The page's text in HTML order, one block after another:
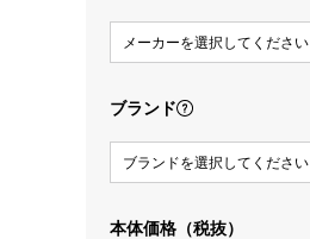
メーカーを選択してください
ブランド
ブランドを選択してください
本体価格（税抜）